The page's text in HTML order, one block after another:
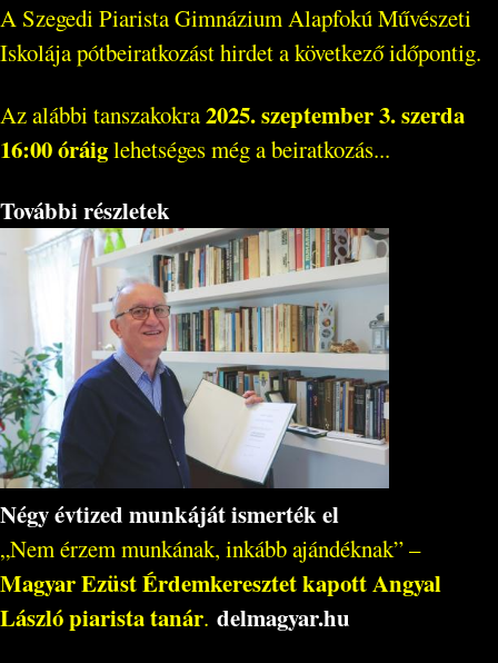
A Szegedi Piarista Gimnázium Alapfokú Művészeti
Iskolája pótbeiratkozást hirdet a következő időpontig.
Az alábbi tanszakokra2025. szeptember 3. szerda
16:00 óráiglehetséges még a beiratkozás...
További részletek
Négy évtized munkáját ismerték el
„Nem érzem munkának, inkább ajándéknak” –
Magyar Ezüst Érdemkeresztet kapott Angyal
László piarista tanár. delmagyar.hu